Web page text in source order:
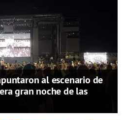
al escenario de
gran noche de las